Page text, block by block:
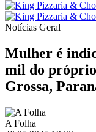
Notícias Geral
Mulher é
mil do próprio
Grossa,
A Folha